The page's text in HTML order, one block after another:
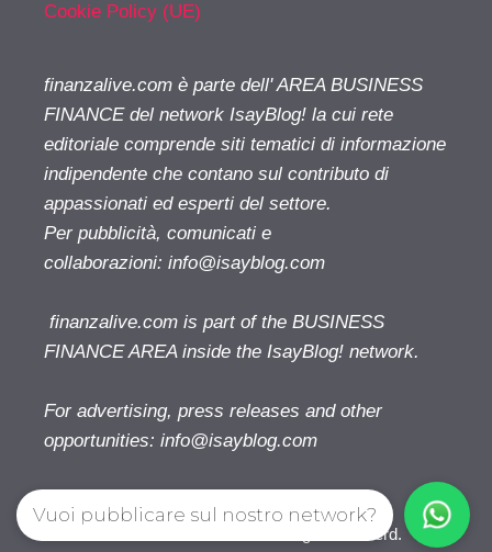
Cookie Policy (UE)
finanzalive.com è parte dell' AREA BUSINESS
FINANCE del network IsayBlog! la cui rete
editoriale comprende siti tematici di informazione
indipendente che contano sul contributo di
appassionati ed esperti del settore.
Per pubblicità, comunicati e
collaborazioni: info@isayblog.com
finanzalive.com is part of the BUSINESS
FINANCE AREA inside the IsayBlog! network.
For advertising, press releases and other
opportunities: info@isayblog.com
Finanzalive.com © 2026. All right reserverd.
Vuoi pubblicare sul nostro network?